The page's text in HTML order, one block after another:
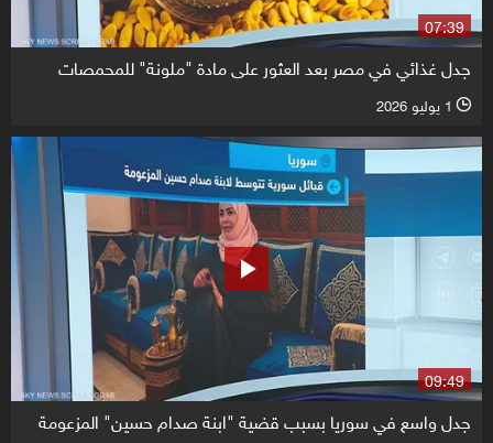
07:39
جدل غذائي في مصر بعد العثور على مادة "ملونة" للمحمصات
l 1 يوليو 2026
09:49
جدل واسع في سوريا بسبب قضية "ابنة صدام حسين" المزعومة